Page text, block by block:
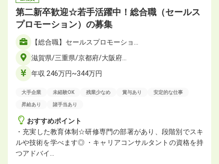
第二新卒歓迎☆若手活躍中！総合職（セールス
プロモーション）の募集
【総合職】セールスプロモーショ…
滋賀県/三重県/京都府/大阪府…
年収 246万円~344万円
大手企業 未経験OK 残業少なめ 賞与あり 安定的な仕事
昇給あり 諸手当あり
おすすめポイント
・充実した教育体制☆研修専門の部署があり、段階別でスキ
ルや技術を学べます◎ ・キャリアコンサルタントの資格を持
つアドバイ…